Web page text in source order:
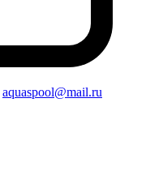
aquaspool@mail.ru